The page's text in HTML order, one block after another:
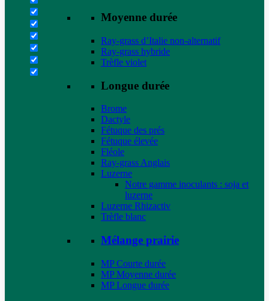
Moyenne durée
Ray-grass d’Italie non-alternatif
Ray-grass hybride
Trèfle violet
Longue durée
Brome
Dactyle
Fétuque des prés
Fétuque élevée
Fléole
Ray-grass Anglais
Luzerne
Notre gamme inoculants : soja et
luzerne
Luzerne Rhizactiv
Trèfle blanc
Mélange prairie
MP Courte durée
MP Moyenne durée
MP Longue durée